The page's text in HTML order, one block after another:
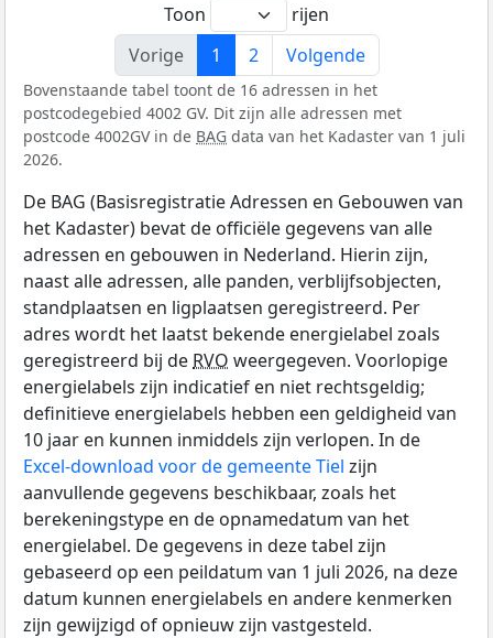
Toon
rijen
Vorige
1 2 Volgende
Bovenstaande tabel toont de 16 adressen in het
postcodegebied 4002 GV. Dit zijn alle adressen met
postcode 4002GV in de BAG data van het Kadaster van 1 juli
2026.
De BAG (Basisregistratie Adressen en Gebouwen van
het Kadaster) bevat de officiële gegevens van alle
adressen en gebouwen in Nederland. Hierin zijn,
naast alle adressen, alle panden, verblijfsobjecten,
standplaatsen en ligplaatsen geregistreerd. Per
adres wordt het laatst bekende energielabel zoals
geregistreerd bij de RVO weergegeven. Voorlopige
energielabels zijn indicatief en niet rechtsgeldig;
definitieve energielabels hebben een geldigheid van
10 jaar en kunnen inmiddels zijn verlopen. In de
Excel-download voor de gemeente Tiel zijn
aanvullende gegevens beschikbaar, zoals het
berekeningstype en de opnamedatum van het
energielabel. De gegevens in deze tabel zijn
gebaseerd op een peildatum van 1 juli 2026, na deze
datum kunnen energielabels en andere kenmerken
zijn gewijzigd of opnieuw zijn vastgesteld.